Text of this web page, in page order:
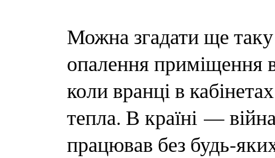
Можна згадати ще таку
опалення приміщення
коли вранці в
тепла. В країні —
працював без будь-